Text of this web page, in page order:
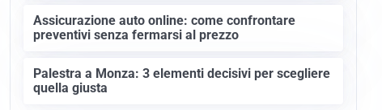
Assicurazione auto online: come confrontare
preventivi senza fermarsi al prezzo
Palestra a Monza: 3 elementi decisivi per scegliere
quella giusta